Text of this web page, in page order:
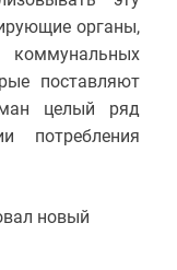
органы,
поставляют
целый ряд
потребления
новый